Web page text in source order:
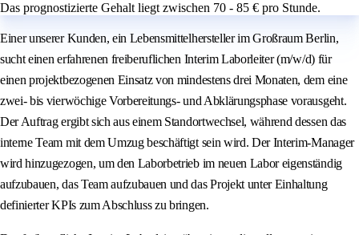
Das prognostizierte Gehalt liegt zwischen 70 - 85 € pro Stunde.
Einer unserer Kunden, ein Lebensmittelhersteller im Großraum Berlin,
sucht einen erfahrenen freiberuflichen Interim Laborleiter (m/w/d) für
einen projektbezogenen Einsatz von mindestens drei Monaten, dem eine
zwei- bis vierwöchige Vorbereitungs- und Abklärungsphase vorausgeht.
Der Auftrag ergibt sich aus einem Standortwechsel, während dessen das
interne Team mit dem Umzug beschäftigt sein wird. Der Interim-Manager
wird hinzugezogen, um den Laborbetrieb im neuen Labor eigenständig
aufzubauen, das Team aufzubauen und das Projekt unter Einhaltung
definierter KPIs zum Abschluss zu bringen.